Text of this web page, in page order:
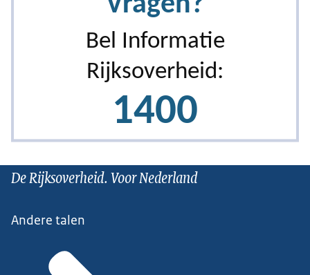
De Rijksoverheid. Voor Nederland
Andere talen